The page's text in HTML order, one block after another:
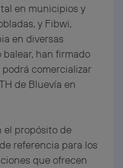
en municipios y
y Fibwi,
en diversas
han firmado
comercializar
de Bluevía en
el propósito de
referencia para los
que ofrecen